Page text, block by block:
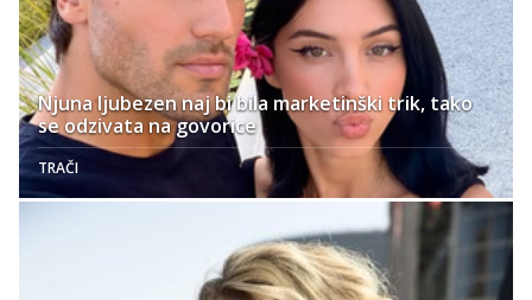
Njuna ljubezen naj bi bila marketinški trik, tako
se odzivata na govorice
TRAČI